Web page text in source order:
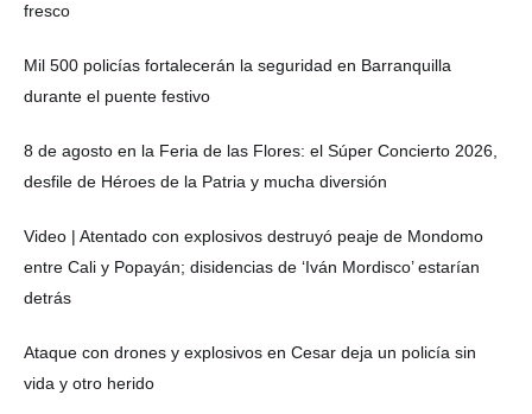
fresco
Mil 500 policías fortalecerán la seguridad en Barranquilla
durante el puente festivo
8 de agosto en la Feria de las Flores: el Súper Concierto 2026,
desfile de Héroes de la Patria y mucha diversión
Video | Atentado con explosivos destruyó peaje de Mondomo
entre Cali y Popayán; disidencias de ‘Iván Mordisco’ estarían
detrás
Ataque con drones y explosivos en Cesar deja un policía sin
vida y otro herido